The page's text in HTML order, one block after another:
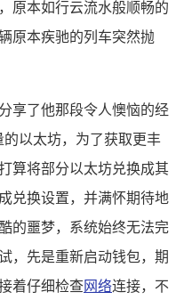
原本如行云流水般顺畅的
原本疾驰的列车突然抛
享了他那段令人懊恼的经
以太坊，为了获取更丰
算将部分以太坊兑换成其
兑换设置，并满怀期待地
的噩梦，系统始终无法完
，先是重新启动钱包，期
着仔细检查网络连接，不